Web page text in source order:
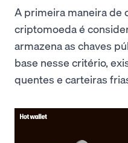
A primeira maneira de
criptomoeda é
armazena as chaves
base nesse critério,
quentes e carteiras